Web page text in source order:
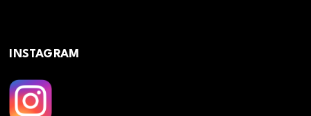
INSTAGRAM